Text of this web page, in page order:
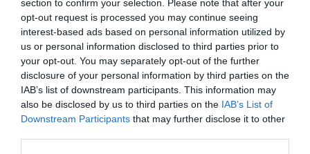
section to confirm your selection. Please note that after your
opt-out request is processed you may continue seeing
interest-based ads based on personal information utilized by
us or personal information disclosed to third parties prior to
your opt-out. You may separately opt-out of the further
disclosure of your personal information by third parties on the
IAB’s list of downstream participants. This information may
also be disclosed by us to third parties on the IAB’s List of
Downstream Participants that may further disclose it to other
La plataforma incluye un geolocalizador con más de
14.500 centros deportivos en España, Portugal, Italia y
Francia, categorizados por cadena, ubicación, segmento
de negocio, servicios y precios. Si quieres más
información, contacta con nosotros en
intelligence@2playbook.com.
Añadir2Playbookcomo fuente preferida de Google
de forma gratuita